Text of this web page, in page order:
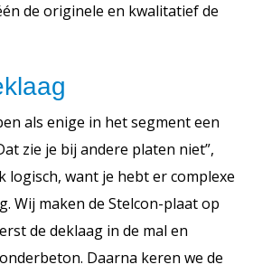
de originele en kwalitatief de
als enige in het segment een
zie je bij andere platen niet”,
logisch, want je hebt er complexe
Wij maken de Stelcon-plaat op
de deklaag in de mal en
Daarna keren we de